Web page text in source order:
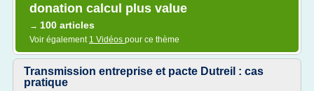
donation calcul plus value
→ 100 articles
Voir également 1 Vidéos pour ce thème
Transmission entreprise et pacte Dutreil : cas
pratique